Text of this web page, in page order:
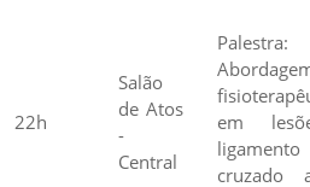
22h
Salão
de Atos
-
Central
Palestra:
em
ligamento
cruzado